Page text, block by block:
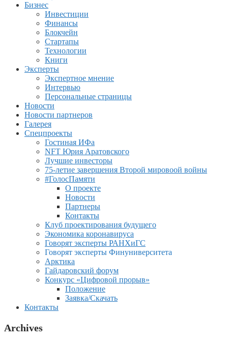
Бизнес
Инвестиции
Финансы
Блокчейн
Стартапы
Технологии
Книги
Эксперты
Экспертное мнение
Интервью
Персональные страницы
Новости
Новости партнеров
Галерея
Спецпроекты
Гостиная ИФа
NFT Юрия Аратовского
Лучшие инвесторы
75-летие завершения Второй мировоой войны
#ГолосПамяти
О проекте
Новости
Партнеры
Контакты
Клуб проектирования будущего
Экономика коронавируса
Говорят эксперты РАНХиГС
Говорят эксперты Финуниверситета
Арктика
Гайдаровский форум
Конкурс «Цифровой прорыв»
Положение
Заявка/Скачать
Контакты
Archives